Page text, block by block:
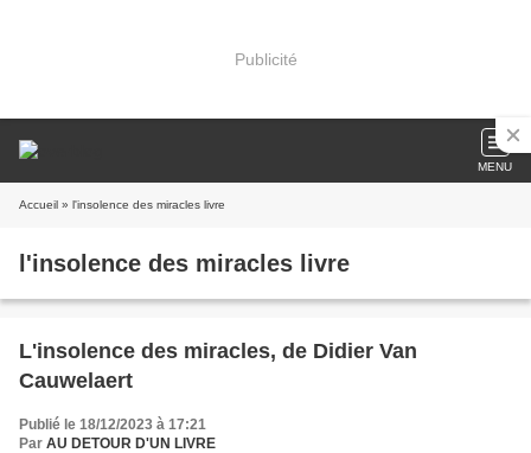
Publicité
MENU
Accueil » l'insolence des miracles livre
l'insolence des miracles livre
L'insolence des miracles, de Didier Van
Cauwelaert
Publié le 18/12/2023 à 17:21
Par AU DETOUR D'UN LIVRE